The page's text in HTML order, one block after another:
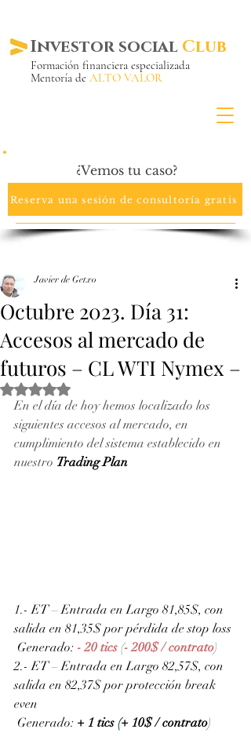
Investor social Club
Formación financiera especializada
Mentoría de ALTO VALOR
¿Vemos tu caso?
Reserva una sesión de consultoría gratis
Octubre 2023. Día 31:
Accesos al mercado de
futuros – CL WTI Nymex –
Javier de Getxo
Obtuvo NaN de 5 estrellas.
En el día de hoy hemos localizado los
siguientes accesos al mercado, en
cumplimiento del sistema establecido en
nuestro Trading Plan
1.- ET – Entrada en Largo 81,85$, con
salida en 81,35$ por pérdida de stop loss
Generado: - 20 tics (- 200$ / contrato)
2.- ET – Entrada en Largo 82,57$, con
salida en 82,37$ por protección break
even
Generado: + 1 tics (+ 10$ / contrato)